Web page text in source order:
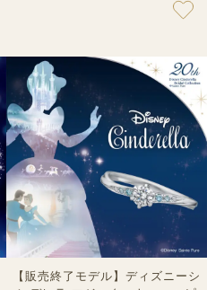
【販売終了モデル】ディズニーシ